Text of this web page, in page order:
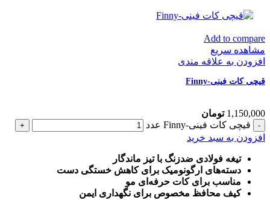
Add to compare
مشاهده سریع
افزودن به علاقه مندی
قیچی کات فینی-Finny
1,150,000 تومان
قیچی کات فینی-Finny عدد
افزودن به سبد خرید
تیغه فولادی ضدزنگ با تیز ماندگار
دسته‌های ارگونومیک برای کاهش خستگی دست
مناسب برای کات حرفه‌ای مو
کیف محافظ مخصوص برای نگهداری ایمن